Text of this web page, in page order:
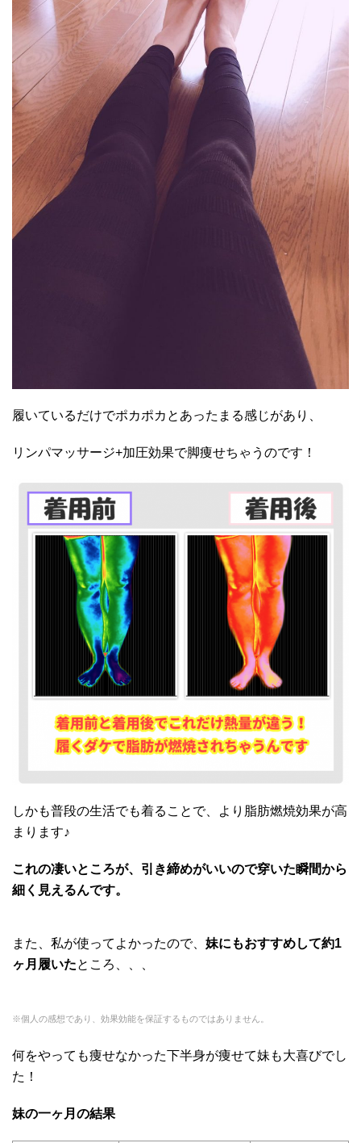
履いているだけでポカポカとあったまる感じがあり、
リンパマッサージ+加圧効果で脚痩せちゃうのです！
しかも普段の生活でも着ることで、より脂肪燃焼効果が高
まります♪
これの凄いところが、引き締めがいいので穿いた瞬間から
細く見えるんです。
また、私が使ってよかったので、 妹にもおすすめして約1
ヶ月履いたところ、、、
※個人の感想であり、効果効能を保証するものではありません。
何をやっても痩せなかった下半身が痩せて妹も大喜びでし
た！
妹の一ヶ月の結果